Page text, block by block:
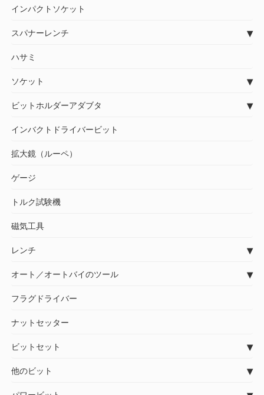
インパクトソケット
スパナーレンチ
ハサミ
ソケット
ビットホルダーアダブタ
インバクトドライバービット
拡大鏡（ルーペ）
ゲージ
トルク試験機
磁気工具
レンチ
オート／オートバイのツール
フラグドライバー
ナットセッター
ビットセット
他のビット